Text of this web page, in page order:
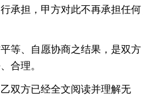
承担，甲方对此不再承担任何
等、自愿协商之结果，是双方
合理。
双方已经全文阅读并理解无